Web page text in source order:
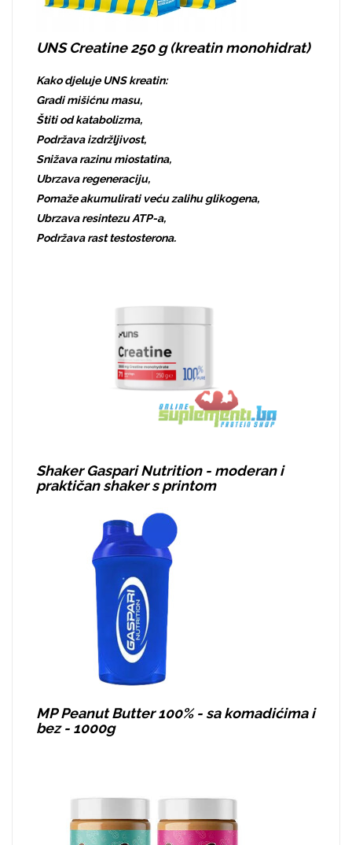
UNS Creatine 250 g (kreatin monohidrat)
Kako djeluje UNS kreatin:
Gradi mišićnu masu,
Štiti od katabolizma,
Podržava izdržljivost,
Snižava razinu miostatina,
Ubrzava regeneraciju,
Pomaže akumulirati veću zalihu glikogena,
Ubrzava resintezu ATP-a,
Podržava rast testosterona.
Shaker Gaspari Nutrition - moderan i
praktičan shaker s printom
MP Peanut Butter 100% - sa komadićima i
bez - 1000g